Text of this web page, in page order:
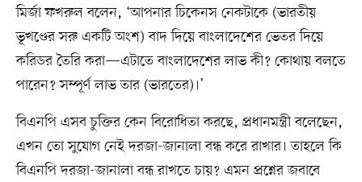
মির্জা ফখরুল বলেন, ‘আপনার চিকেনস নেকটাকে (ভারতীয়
ভূখণ্ডের সরু একটি অংশ) বাদ দিয়ে বাংলাদেশের ভেতর দিয়ে
করিডর তৈরি করা—এটাতে বাংলাদেশের লাভ কী? কোথায় বলতে
পারেন? সম্পূর্ণ লাভ তার (ভারতের)।’
বিএনপি এসব চুক্তির কেন বিরোধিতা করছে, প্রধানমন্ত্রী বলেছেন,
এখন তো সুযোগ নেই দরজা-জানালা বন্ধ করে রাখার। তাহলে কি
বিএনপি দরজা-জানালা বন্ধ রাখতে চায়? এমন প্রশ্নের জবাবে